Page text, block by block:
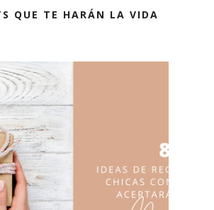
QUE TE HARÁN LA VIDA